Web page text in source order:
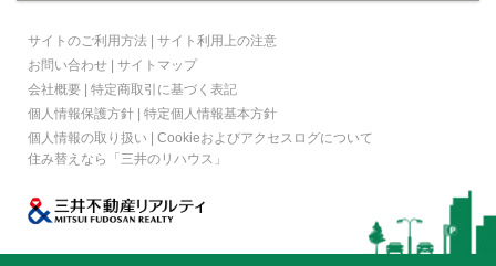
サイトのご利用方法 | サイト利用上の注意
お問い合わせ | サイトマップ
会社概要 | 特定商取引に基づく表記
個人情報保護方針 | 特定個人情報基本方針
個人情報の取り扱い | Cookieおよびアクセスログについて
住み替えなら
「三井のリハウス」